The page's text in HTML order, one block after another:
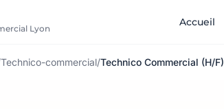
Lyon
Accueil
Technico-commercial/Technico Commercial (H/F)